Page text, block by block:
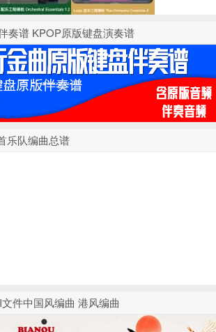
奏谱 KPOP原版键盘演奏谱
乐队编曲总谱
件中国风编曲 港风编曲